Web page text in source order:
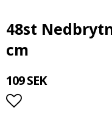
48st
cm
109 SEK